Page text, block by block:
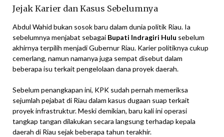
Jejak Karier dan Kasus Sebelumnya
Abdul Wahid bukan sosok baru dalam dunia politik Riau. Ia
sebelumnya menjabat sebagai Bupati Indragiri Hulu sebelum
akhirnya terpilih menjadi Gubernur Riau. Karier politiknya cukup
cemerlang, namun namanya juga sempat disebut dalam
beberapa isu terkait pengelolaan dana proyek daerah.
Sebelum penangkapan ini, KPK sudah pernah memeriksa
sejumlah pejabat di Riau dalam kasus dugaan suap terkait
proyek infrastruktur. Meski demikian, baru kali ini operasi
tangkap tangan dilakukan secara langsung terhadap kepala
daerah di Riau sejak beberapa tahun terakhir.